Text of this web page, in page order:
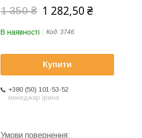
1 350 ₴ 1 282,50 ₴
В наявності Код: 3746
Купити
+380 (50) 101-53-52
менеджер Ірина